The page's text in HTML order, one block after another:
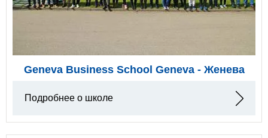
Geneva Business School Geneva - Женева
Подробнее о школе